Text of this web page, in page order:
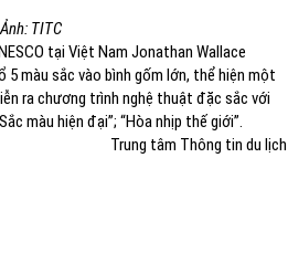
TITC
tại Việt Nam Jonathan Wallace
màu sắc vào bình gốm lớn, thể hiện một
ra chương trình nghệ thuật đặc sắc với
màu hiện đại”; “Hòa nhịp thế giới”.
Trung tâm Thông tin du lịch